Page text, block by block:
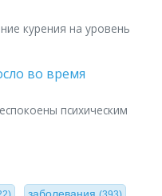
курения на уровень
во время
психическим